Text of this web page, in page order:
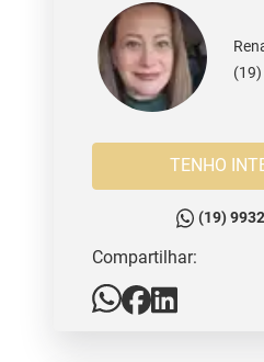
TENHO
(19)
Compartilhar: